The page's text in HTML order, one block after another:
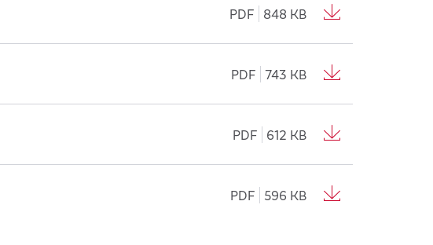
PDF 848 KB
PDF 743 KB
PDF 612 KB
PDF 596 KB